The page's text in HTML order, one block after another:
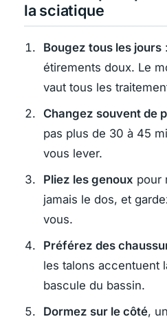
la sciatique
Bougez tous les jours
étirements doux. Le
vaut tous les
Changez souvent de
pas plus de 30 à 45
vous lever.
Pliez les genoux pour
jamais le dos, et
vous.
Préférez des
les talons accentuent
bascule du bassin.
Dormez sur le côté,